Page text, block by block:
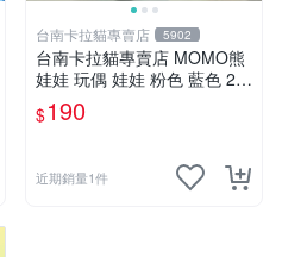
台南卡拉貓專賣店 5902
台南卡拉貓專賣店 MOMO熊
娃娃 玩偶 娃娃 粉色 藍色 2色
分售
$190
近期銷量1件